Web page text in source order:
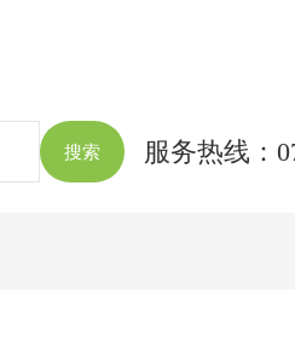
搜索 服务热线：